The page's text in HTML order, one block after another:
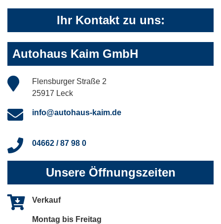
Ihr Kontakt zu uns:
Autohaus Kaim GmbH
Flensburger Straße 2
25917 Leck
info@autohaus-kaim.de
04662 / 87 98 0
Unsere Öffnungszeiten
Verkauf
Montag bis Freitag